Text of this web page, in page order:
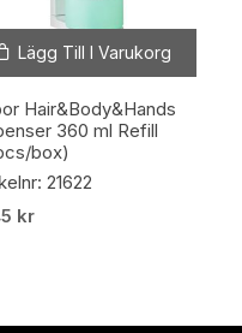
Lägg Till I Varukorg
Hair&Body&Hands
360 ml Refill
box)
21622
kr